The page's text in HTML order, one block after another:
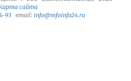
сайта
93 email: info@mfoinfo24.ru